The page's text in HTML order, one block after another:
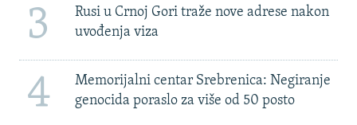
3
Rusi u Crnoj Gori traže nove adrese nakon
uvođenja viza
4
Memorijalni centar Srebrenica: Negiranje
genocida poraslo za više od 50 posto